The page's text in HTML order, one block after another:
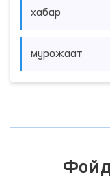
хабар
мурожаат